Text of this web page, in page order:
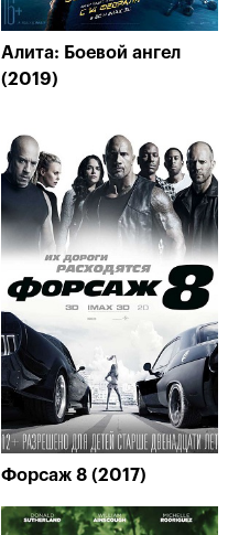
Алита: Боевой ангел
(2019)
Форсаж 8 (2017)